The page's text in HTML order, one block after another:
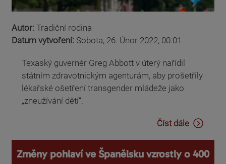
Autor: Tradiční rodina
Datum vytvoření: Sobota, 26. Únor 2022, 00:01
Texaský guvernér Greg Abbott v úterý nařídil
státním zdravotnickým agenturám, aby prošetřily
lékařské ošetření transgender mládeže jako
„zneužívání dětí“.
Číst dále
Změny pohlaví ve Španělsku vzrostly o 400